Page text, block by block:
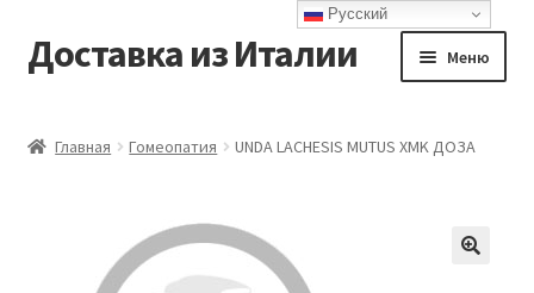
Перейти
к
Перейти
к
Доставка из Италии Меню
Главная Гомеопатия UNDA LACHESIS MUTUS XMK ДОЗА
Русский